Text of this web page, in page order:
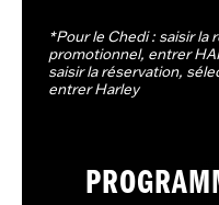
*Pour le Chedi : saisir la
promotionnel, entrer
saisir la réservation,
entrer Harley